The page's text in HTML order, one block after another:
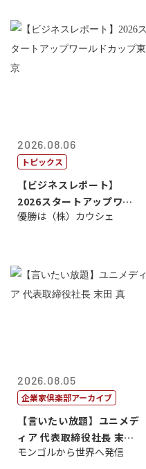
2026.08.06
トピックス
【ビジネスレポート】
2026スタートアップワー
ルドカップ東京
優勝は（株）カウシェ
2026.08.05
企業家倶楽部アーカイブ
【言いたい放題】ユニメデ
ィア 代表取締役社長 末田
真
モンゴルから世界へ発信